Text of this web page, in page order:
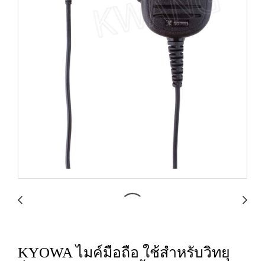
KYOWA ไมค์มือถือ ใช้สำหรับวิทยุ